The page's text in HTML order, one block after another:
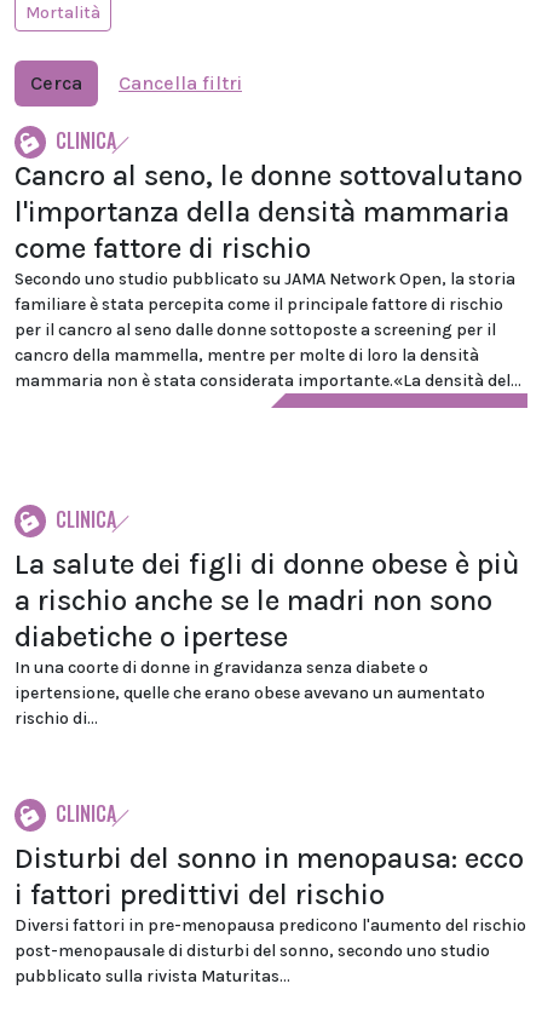
Mortalità
Cerca Cancella filtri
CLINICA
Cancro al seno, le donne sottovalutano
l'importanza della densità mammaria
come fattore di rischio
Secondo uno studio pubblicato su JAMA Network Open, la storia
familiare è stata percepita come il principale fattore di rischio
per il cancro al seno dalle donne sottoposte a screening per il
cancro della mammella, mentre per molte di loro la densità
mammaria non è stata considerata importante.«La densità del...
CLINICA
La salute dei figli di donne obese è più
a rischio anche se le madri non sono
diabetiche o ipertese
In una coorte di donne in gravidanza senza diabete o
ipertensione, quelle che erano obese avevano un aumentato
rischio di...
CLINICA
Disturbi del sonno in menopausa: ecco
i fattori predittivi del rischio
Diversi fattori in pre-menopausa predicono l'aumento del rischio
post-menopausale di disturbi del sonno, secondo uno studio
pubblicato sulla rivista Maturitas...